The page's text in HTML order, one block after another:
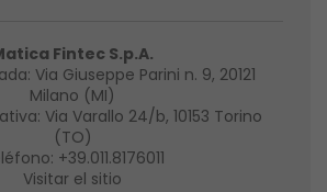
Fintec S.p.A.
Via Giuseppe Parini n. 9, 20121
Milano (MI)
Via Varallo 24/b, 10153 Torino
(TO)
+39.011.8176011
Visitar el sitio